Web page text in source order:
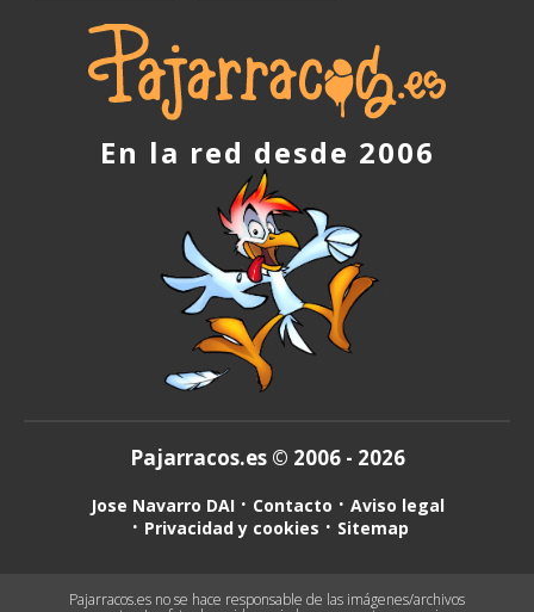
En la red desde 2006
Pajarracos.es © 2006 - 2026
Jose Navarro DAI Contacto
Aviso legal
Privacidad y cookies
Sitemap
Pajarracos.es no se hace responsable de las imágenes/archivos